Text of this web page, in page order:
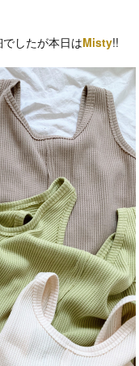
したが本日はMisty!!